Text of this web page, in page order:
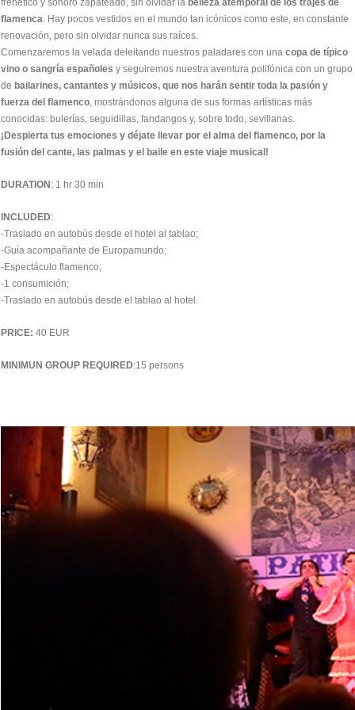
frenético y sonoro zapateado, sin olvidar la belleza atemporal de los trajes de
flamenca. Hay pocos vestidos en el mundo tan icónicos como este, en constante
renovación, pero sin olvidar nunca sus raíces.
Comenzaremos la velada deleitando nuestros paladares con una copa de típico
vino o sangría españoles y seguiremos nuestra aventura polifónica con un grupo
de bailarines, cantantes y músicos, que nos harán sentir toda la pasión y
fuerza del flamenco, mostrándonos alguna de sus formas artísticas más
conocidas: bulerías, seguidillas, fandangos y, sobre todo, sevillanas.
¡Despierta tus emociones y déjate llevar por el alma del flamenco, por la
fusión del cante, las palmas y el baile en este viaje musical!
DURATION : 1 hr 30 min
INCLUDED:
-Traslado en autobús desde el hotel al tablao;
-Guía acompañante de Europamundo;
-Espectáculo flamenco;
-1 consumición;
-Traslado en autobús desde el tablao al hotel.
PRICE: 40 EUR
MINIMUN GROUP REQUIRED:15 persons